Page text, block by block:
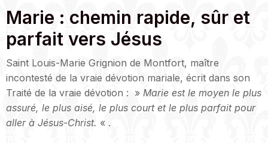
Marie : chemin rapide, sûr et
parfait vers Jésus
Saint Louis-Marie Grignion de Montfort, maître
incontesté de la vraie dévotion mariale, écrit dans son
Traité de la vraie dévotion : » Marie est le moyen le plus
assuré, le plus aisé, le plus court et le plus parfait pour
aller à Jésus-Christ. « .